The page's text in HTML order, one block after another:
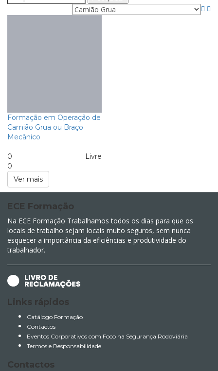
Formação em Operação de
Camião Grua ou Braço
Mecânico
0
0
Livre
Ver mais
ECE Formação
Na ECE Formação Trabalhamos todos os dias para que os
locais de trabalho sejam locais muito seguros, sem nunca
esquecer a importância da eficiências e produtividade do
trabalhador.
Links rápidos
Catálogo Formação
Contactos
Eventos Corporativos com Foco na Segurança Rodoviária
Termos e Responsabilidade
Contactos